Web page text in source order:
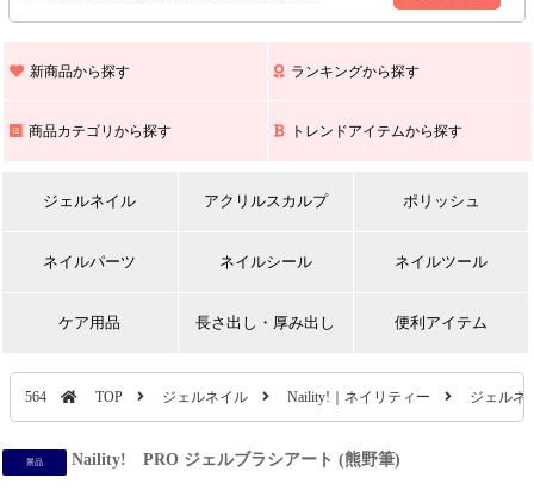
上記期間中のご注文・お問い合わせは8/17(月)以降の対応となりますので
また､ 九州全域でお荷物のお届けに遅延が生じております｡
新商品から探す ランキングから探す
商品カテゴリから探す トレンドアイテムから探す
ジェルネイル アクリルスカルプ ポリッシュ
ネイルパーツ ネイルシール ネイルツール
ケア用品 長さ出し・厚み出し 便利アイテム
564 TOP ジェルネイル Naility!｜ネイリティー ジェルネ
景品 Naility! PRO ジェルブラシアート (熊野筆)